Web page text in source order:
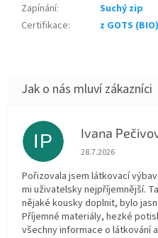
Zapínání:
Suchý zip
Certifikace: z GOTS (BIO)
IP Ivana
Hodnocení
28.7.2026
Pořizovala jsem látkovací
mi uživatelsky nejpříjemnější.
nějaké kousky doplnit, bylo
Příjemné materiály, hezké
všechny informace o látkování